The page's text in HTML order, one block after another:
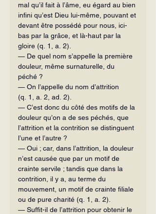
mal qu’il fait à l’âme, eu égard au bien
infini qu’est Dieu lui-même, pouvant et
devant être possédé pour nous, ici-
bas par la grâce, et là-haut par la
gloire (q. 1, a. 2).
— De quel nom s’appelle la première
douleur, même surnaturelle, du
péché ?
— On l’appelle du nom d’attrition
(q. 1, a. 2, ad. 2).
— C’est donc du côté des motifs de la
douleur qu’on a de ses péchés, que
l’attrition et la contrition se distinguent
l’une et l’autre ?
— Oui ; car, dans l’attrition, la douleur
n’est causée que par un motif de
crainte servile ; tandis que dans la
contrition, il y a, au terme du
mouvement, un motif de crainte filiale
ou de pure charité (q. 1, a. 2).
— Suffit-il de l’attrition pour obtenir le